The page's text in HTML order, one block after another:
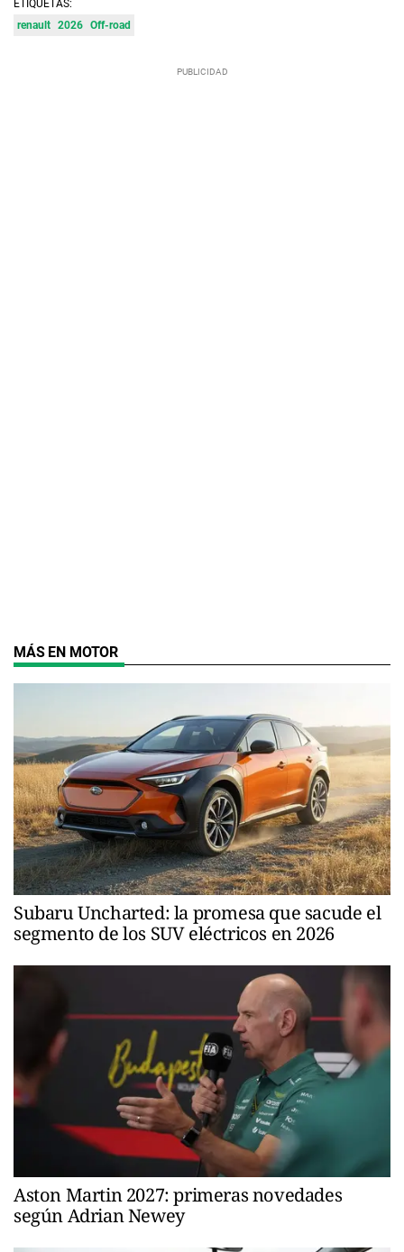
ETIQUETAS:
renault 2026 Off-road
MÁS EN MOTOR
Subaru Uncharted: la promesa que sacude el
segmento de los SUV eléctricos en 2026
Aston Martin 2027: primeras novedades
según Adrian Newey